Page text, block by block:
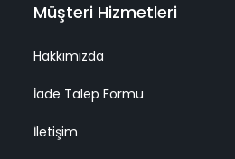
Müşteri Hizmetleri
Hakkımızda
İade Talep Formu
İletişim